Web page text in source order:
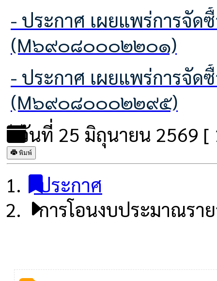
- ประกาศ เผยแพร่การจัดซื้อจัดจ้าง ประจำปีงบประมาณ พ.ศ.2569
(M๖๙๐๘๐๐๐๒๒๐๑)
- ประกาศ เผยแพร่การจัดซื้อจัดจ้าง ประจำปีงบประมาณ พ.ศ.2569
(M๖๙๐๘๐๐๐๒๒๙๕)
วันที่ 25 มิถุนายน 2569 [
พิมพ์
ประกาศ
การโอนงบประมาณร